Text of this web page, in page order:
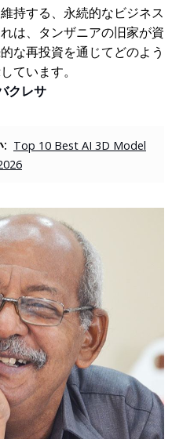
持する、永続的なビジネス
は、タンザニアの旧家が資
な再投資を通じてどのよう
ています。
クレサ
: Top 10 Best AI 3D Model